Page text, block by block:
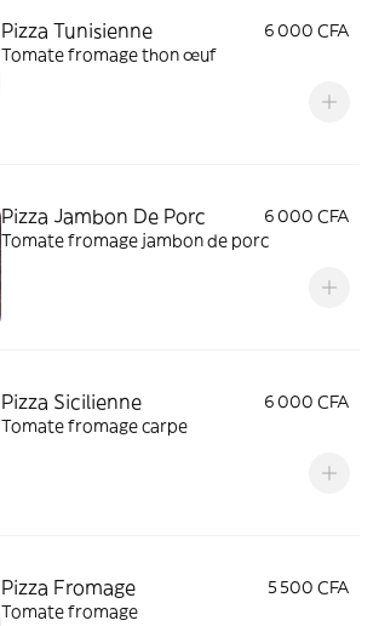
Pizza Tunisienne
6 000 CFA
Tomate fromage thon œuf
Pizza Jambon De Porc
6 000 CFA
Tomate fromage jambon de porc
Pizza Sicilienne
6 000 CFA
Tomate fromage carpe
Pizza Fromage
5 500 CFA
Tomate fromage